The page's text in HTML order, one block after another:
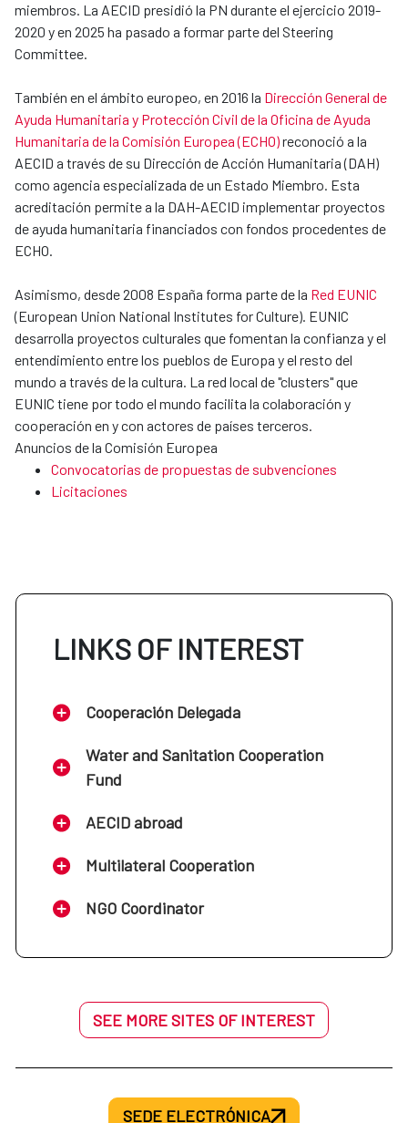
miembros. La AECID presidió la PN durante el ejercicio 2019-
2020 y en 2025 ha pasado a formar parte del Steering
Committee.
También en el ámbito europeo, en 2016 la Dirección General de
Ayuda Humanitaria y Protección Civil de la Oficina de Ayuda
Humanitaria de la Comisión Europea (ECHO)reconoció a la
AECID a través de su Dirección de Acción Humanitaria (DAH)
como agencia especializada de un Estado Miembro. Esta
acreditación permite a la DAH-AECID implementar proyectos
de ayuda humanitaria financiados con fondos procedentes de
ECHO.
Asimismo, desde 2008 España forma parte de la Red EUNIC
(European Union National Institutes for Culture). EUNIC
desarrolla proyectos culturales que fomentan la confianza y el
entendimiento entre los pueblos de Europa y el resto del
mundo a través de la cultura. La red local de "clusters" que
EUNIC tiene por todo el mundo facilita la colaboración y
cooperación en y con actores de países terceros.
Anuncios de la Comisión Europea
Convocatorias de propuestas de subvenciones
Licitaciones
LINKS OF INTEREST
Cooperación Delegada
Water and Sanitation Cooperation
Fund
AECID abroad
Multilateral Cooperation
NGO Coordinator
SEE MORE SITES OF INTEREST
SEDE ELECTRÓNICA